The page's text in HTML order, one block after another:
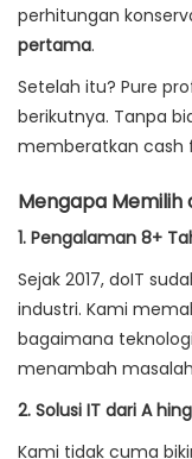
perhitungan
pertama.
Setelah itu? Pure
berikutnya. Tanpa
memberatkan cash
Mengapa Memilih
1. Pengalaman 8+
Sejak 2017, doIT
industri. Kami
bagaimana
menambah
2. Solusi IT dari A
Kami tidak cuma